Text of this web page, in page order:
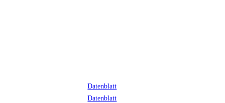
Datenblatt
Datenblatt